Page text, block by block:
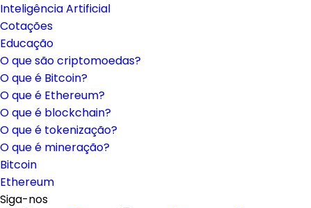
Inteligência Artificial
Cotações
Educação
O que são criptomoedas?
O que é Bitcoin?
O que é Ethereum?
O que é blockchain?
O que é tokenização?
O que é mineração?
Bitcoin
Ethereum
Siga-nos